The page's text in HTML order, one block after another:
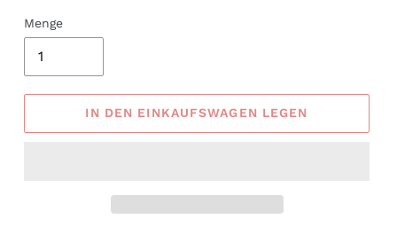
Menge
IN DEN EINKAUFSWAGEN LEGEN